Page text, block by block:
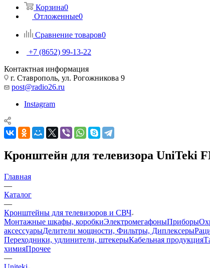
Корзина0
Отложенные0
Сравнение товаров0
+7 (8652) 99-13-22
Контактная информация
г. Ставрополь, ул. Рогожникова 9
post@radio26.ru
Instagram
Кронштейн для телевизора UniTeki
Главная
—
Каталог
—
Кронштейны для телевизоров и СВЧ
Монтажные шкафы, коробкиЭлектромегафоныПриборы
аксессуарыДелители мощности, Фильтры, Диплексеры
Переходники, удлинители, штекерыКабельная продукция
химияПрочее
—